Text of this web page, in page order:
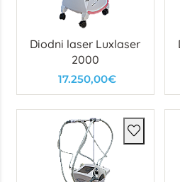
Diodni laser Luxlaser
2000
17.250,00€